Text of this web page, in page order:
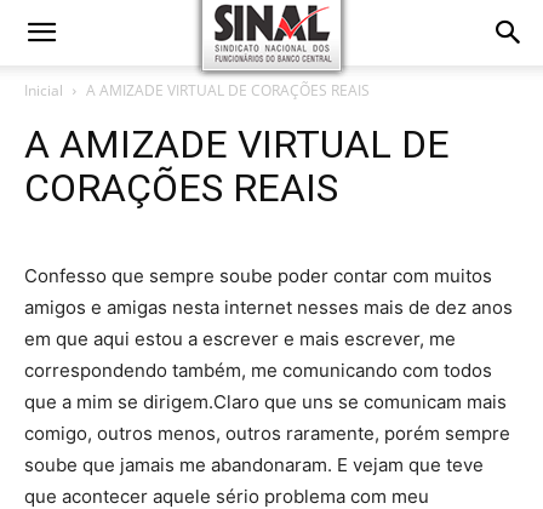
Inicial A AMIZADE VIRTUAL DE CORAÇÕES REAIS
A AMIZADE VIRTUAL DE
CORAÇÕES REAIS
Confesso que sempre soube poder contar com muitos
amigos e amigas nesta internet nesses mais de dez anos
em que aqui estou a escrever e mais escrever, me
correspondendo também, me comunicando com todos
que a mim se dirigem.Claro que uns se comunicam mais
comigo, outros menos, outros raramente, porém sempre
soube que jamais me abandonaram. E vejam que teve
que acontecer aquele sério problema com meu